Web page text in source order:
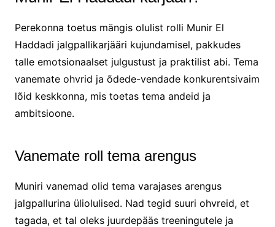
Perekonna toetus mängis olulist rolli Munir El
Haddadi jalgpallikarjääri kujundamisel, pakkudes
talle emotsionaalset julgustust ja praktilist abi. Tema
vanemate ohvrid ja õdede-vendade konkurentsivaim
lõid keskkonna, mis toetas tema andeid ja
ambitsioone.
Vanemate roll tema arengus
Muniri vanemad olid tema varajases arengus
jalgpallurina üliolulised. Nad tegid suuri ohvreid, et
tagada, et tal oleks juurdepääs treeningutele ja